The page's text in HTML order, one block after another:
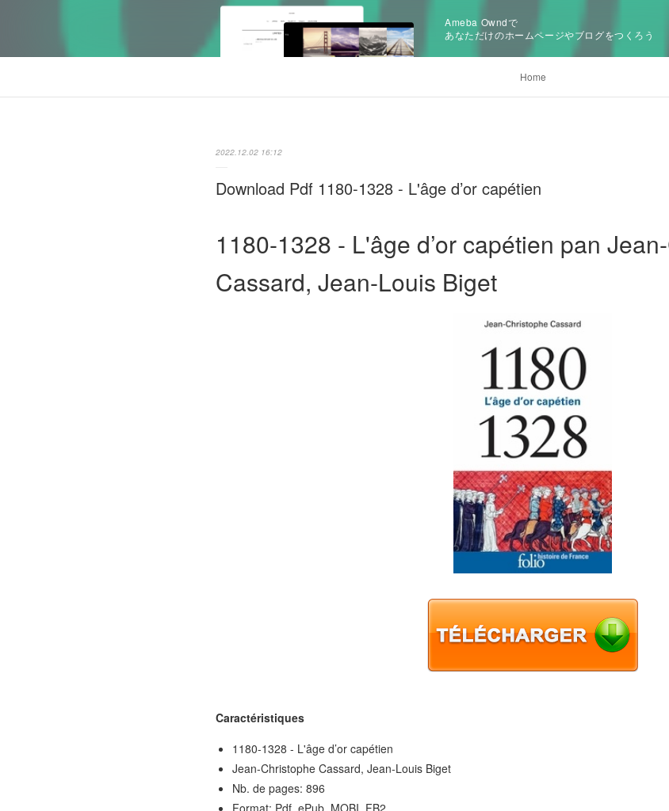
Ameba Owndで
あなただけのホームページやブログをつくろう
Home
2022.12.02 16:12
Download Pdf 1180-1328 - L'âge d’or capétien
1180-1328 - L'âge d’or capétien pan
Cassard, Jean-Louis Biget
Caractéristiques
1180-1328 - L'âge d’or capétien
Jean-Christophe Cassard, Jean-Louis Biget
Nb. de pages: 896